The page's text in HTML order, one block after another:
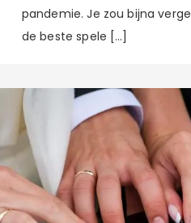
pandemie. Je zou bijna
de beste spele […]